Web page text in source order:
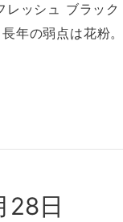
レッシュ ブラック
年の弱点は花粉。
28⽇